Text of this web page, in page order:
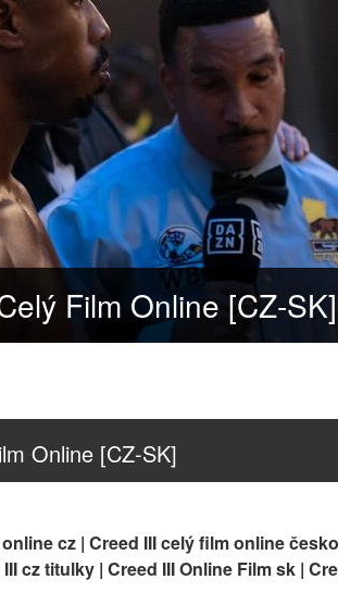
Film Online [CZ-SK]
Online [CZ-SK]
cz | Creed III celý film online
cz titulky | Creed III Online Film sk |